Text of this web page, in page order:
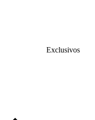
Exclusivos